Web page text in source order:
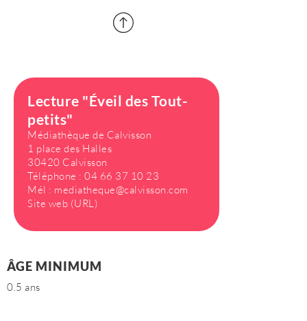
Lecture "Éveil des Tout-
petits"
Médiathèque de Calvisson
1 place des Halles
30420 Calvisson
Téléphone : 04 66 37 10 23
Mél : mediatheque@calvisson.com
Site web (URL)
ÂGE MINIMUM
0.5 ans